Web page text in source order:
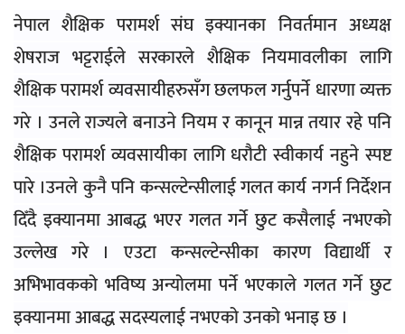
नेपाल शैक्षिक परामर्श संघ इक्यानका निवर्तमान अध्यक्ष
शेषराज भट्टराईले सरकारले शैक्षिक नियमावलीका लागि
शैक्षिक परामर्श व्यवसायीहरुसँग छलफल गर्नुपर्ने धारणा व्यक्त
गरे । उनले राज्यले बनाउने नियम र कानून मान्न तयार रहे पनि
शैक्षिक परामर्श व्यवसायीका लागि धरौटी स्वीकार्य नहुने स्पष्ट
पारे ।उनले कुनै पनि कन्सल्टेन्सीलाई गलत कार्य नगर्न निर्देशन
दिँदै इक्यानमा आबद्ध भएर गलत गर्ने छुट कसैलाई नभएको
उल्लेख गरे । एउटा कन्सल्टेन्सीका कारण विद्यार्थी र
अभिभावकको भविष्य अन्योलमा पर्ने भएकाले गलत गर्ने छुट
इक्यानमा आबद्ध सदस्यलाई नभएको उनको भनाइ छ ।